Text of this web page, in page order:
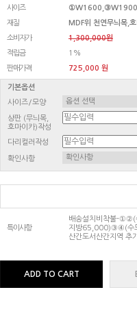
사이즈
재질
MDF위 천연무늬목,
소비자가
1,300,000원
적립금
1%
판매가격
725,000 원
기본옵션
사이즈/모양
상판 (무늬목,
호마이카)작성
다리컬러작성
확인사항
특이사항
배송설치비착불-
지방65,000)③④(수
산간도서산간지역 추
ADD TO CART